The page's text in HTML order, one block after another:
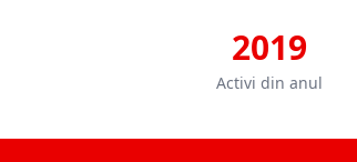
2019
Activi din anul